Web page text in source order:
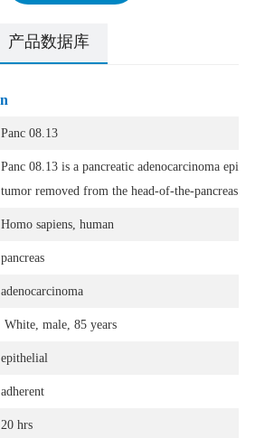
产品数据库
Panc 08.13
Panc 08.13 is a pancreatic adenocarcinoma
tumor removed from the head-of-the-pancreas
Homo sapiens, human
pancreas
adenocarcinoma
White, male, 85 years
epithelial
adherent
20 hrs